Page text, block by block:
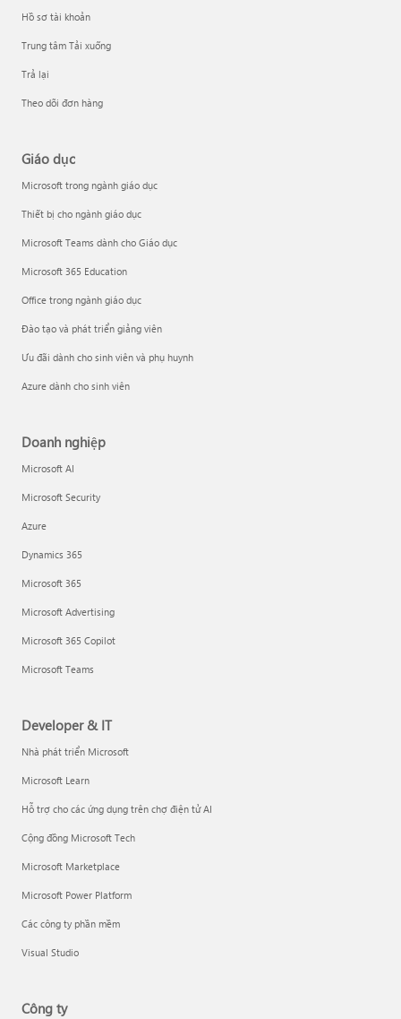
Hồ sơ tài khoản
Trung tâm Tải xuống
Trả lại
Theo dõi đơn hàng
Giáo dục
Microsoft trong ngành giáo dục
Thiết bị cho ngành giáo dục
Microsoft Teams dành cho Giáo dục
Microsoft 365 Education
Office trong ngành giáo dục
Đào tạo và phát triển giảng viên
Ưu đãi dành cho sinh viên và phụ huynh
Azure dành cho sinh viên
Doanh nghiệp
Microsoft AI
Microsoft Security
Azure
Dynamics 365
Microsoft 365
Microsoft Advertising
Microsoft 365 Copilot
Microsoft Teams
Developer & IT
Nhà phát triển Microsoft
Microsoft Learn
Hỗ trợ cho các ứng dụng trên chợ điện tử AI
Cộng đồng Microsoft Tech
Microsoft Marketplace
Microsoft Power Platform
Các công ty phần mềm
Visual Studio
Công ty